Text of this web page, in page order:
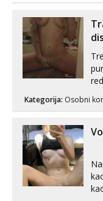
Kategorija: Osobni